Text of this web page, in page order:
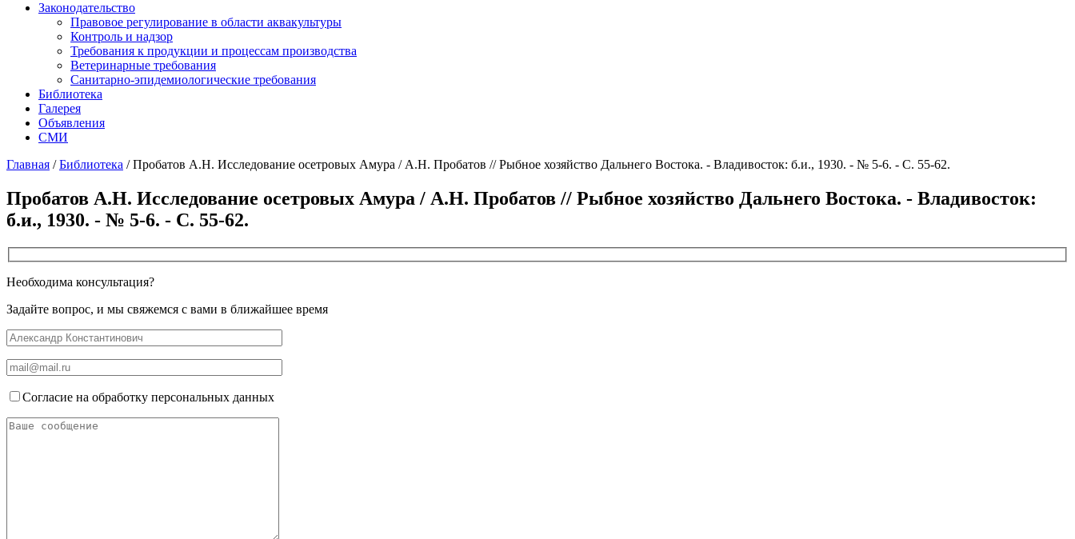
Законодательство
Правовое регулирование в области аквакультуры
Контроль и надзор
Требования к продукции и процессам производства
Ветеринарные требования
Санитарно-эпидемиологические требования
Библиотека
Галерея
Объявления
СМИ
Главная /Библиотека /Пробатов А.Н. Исследование осетровых Амура / А.Н. Пробатов // Рыбное хозяйство Дальнего Востока. - Владивосток: б.и., 1930. - № 5-6. - С. 55-62.
Пробатов А.Н. Исследование осетровых Амура / А.Н. Пробатов // Рыбное хозяйство Дальнего Востока. - Владивосток:
б.и., 1930. - № 5-6. - С. 55-62.
Необходима консультация?
Задайте вопрос, и мы свяжемся с вами в ближайшее время
Согласие на обработку персональных данных